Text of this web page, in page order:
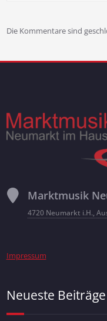
Die Kommentare sind
Marktmusik
4720 Neumarkt i.H.,
Impressum
Neueste Beiträge